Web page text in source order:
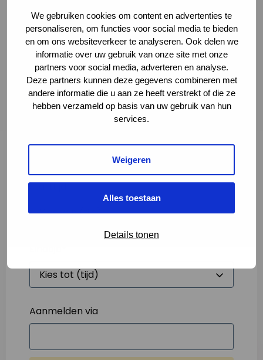
We gebruiken cookies om content en advertenties te
personaliseren, om functies voor social media te bieden
en om ons websiteverkeer te analyseren. Ook delen we
informatie over uw gebruik van onze site met onze
partners voor social media, adverteren en analyse.
Deze partners kunnen deze gegevens combineren met
andere informatie die u aan ze heeft verstrekt of die ze
hebben verzameld op basis van uw gebruik van hun
services.
Weigeren
Alles toestaan
Details tonen
Volledige omschrijving*
Starttijd*
Aanmelden via